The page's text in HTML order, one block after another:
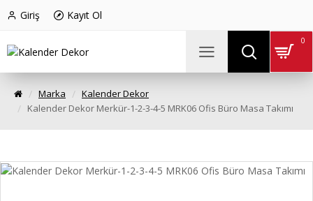
Giriş Kayıt Ol
0
Marka
Kalender Dekor
Kalender Dekor Merkür-1-2-3-4-5 MRK06 Ofis Büro Masa Takımı